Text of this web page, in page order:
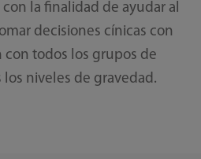
la finalidad de ayudar al
decisiones cínicas con
con todos los grupos de
niveles de gravedad.